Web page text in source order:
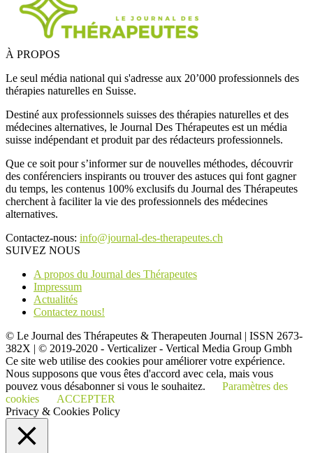
À PROPOS
Le seul média national qui s'adresse aux 20’000 professionnels des
thérapies naturelles en Suisse.
Destiné aux professionnels suisses des thérapies naturelles et des
médecines alternatives, le Journal Des Thérapeutes est un média
suisse indépendant et produit par des rédacteurs professionnels.
Que ce soit pour s’informer sur de nouvelles méthodes, découvrir
des conférenciers inspirants ou trouver des astuces qui font gagner
du temps, les contenus 100% exclusifs du Journal des Thérapeutes
cherchent à faciliter la vie des professionnels des médecines
alternatives.
Contactez-nous: info@journal-des-therapeutes.ch
SUIVEZ NOUS
A propos du Journal des Thérapeutes
Impressum
Actualités
Contactez nous!
© Le Journal des Thérapeutes & Therapeuten Journal | ISSN 2673-
382X | © 2019-2020 - Verticalizer - Vertical Media Group Gmbh
Ce site web utilise des cookies pour améliorer votre expérience.
Nous supposons que vous êtes d'accord avec cela, mais vous
pouvez vous désabonner si vous le souhaitez.
Paramètres des
cookies
ACCEPTER
Privacy & Cookies Policy